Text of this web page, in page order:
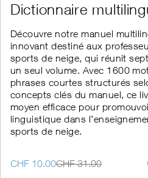
Dictionnaire
Découvre notre manuel
innovant destiné aux
sports de neige, qui réunit
un seul volume. Avec 1600
phrases courtes structurés
concepts clés du manuel, ce
moyen efficace pour
linguistique dans
sports de neige.
CHF31.00
Le
CHF 10.00
Le